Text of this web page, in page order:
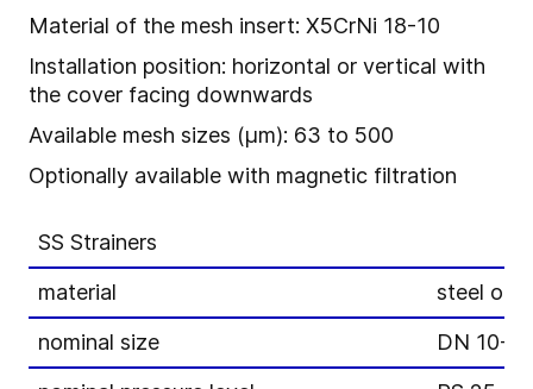
Material of the mesh insert: X5CrNi 18-10
Installation position: horizontal or vertical with
the cover facing downwards
Available mesh sizes (μm): 63 to 500
Optionally available with magnetic filtration
SS Strainers
material
steel or
nominal size
DN 10-